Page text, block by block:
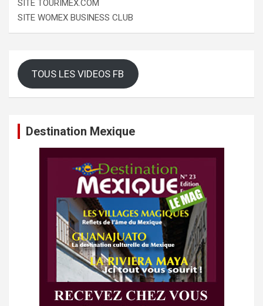
SITE TOURIMEX.COM
SITE WOMEX BUSINESS CLUB
TOUS LES VIDEOS FB
Destination Mexique